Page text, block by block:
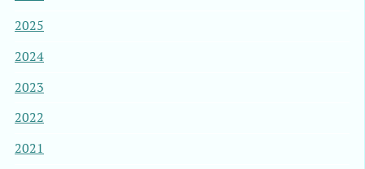
2025
2024
2023
2022
2021